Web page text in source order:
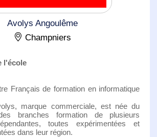
Avolys Angoulême
Champniers
l'école
Français de formation en informatique
marque commerciale, est née du
branches formation de plusieurs
toutes expérimentées et
dans leur région.